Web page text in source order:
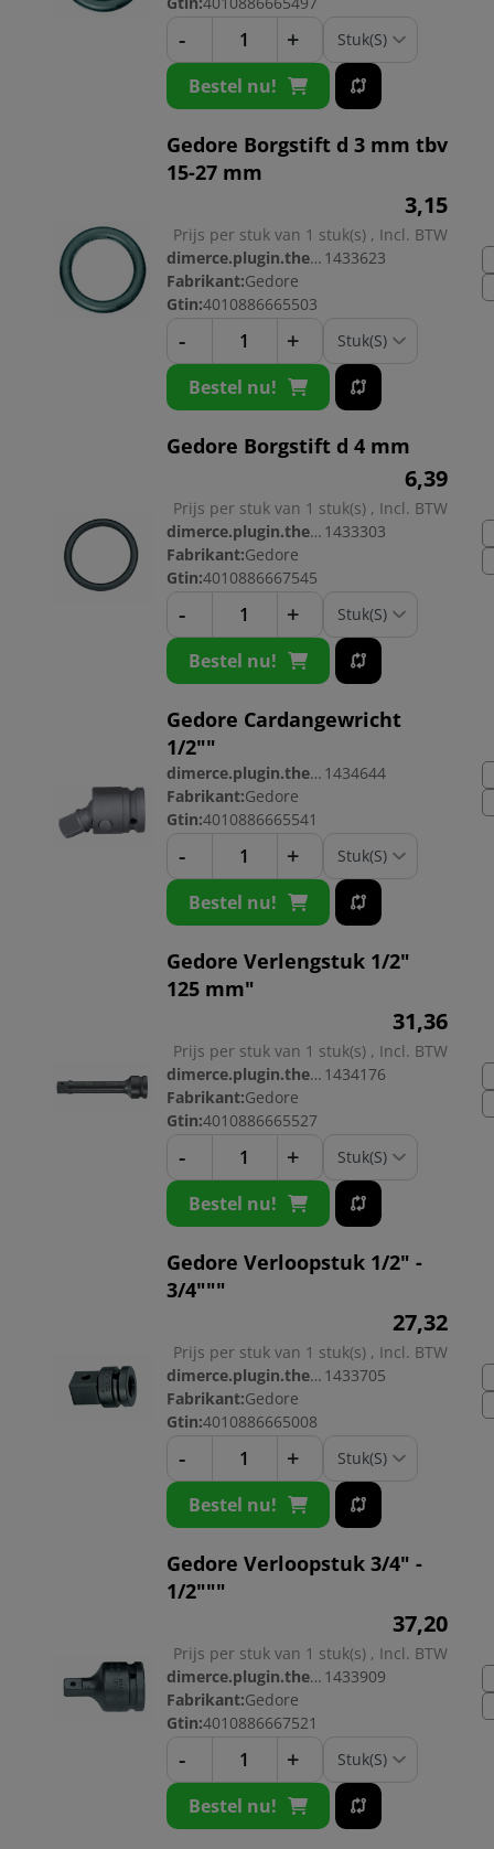
- +
Bestel nu!
Gedore Borgstift d 3 mm tbv
15-27 mm
3,15
Prijs per stuk van 1 stuk(s) , Incl. BTW
dimerce.plugin.theme.productnr: 1433623
Fabrikant:Gedore
Gtin:4010886665503
- +
Bestel nu!
Gedore Borgstift d 4 mm
6,39
Prijs per stuk van 1 stuk(s) , Incl. BTW
dimerce.plugin.theme.productnr: 1433303
Fabrikant:Gedore
Gtin:4010886667545
- +
Bestel nu!
Gedore Cardangewricht
1/2""
dimerce.plugin.theme.productnr: 1434644
Fabrikant:Gedore
Gtin:4010886665541
- +
Bestel nu!
Gedore Verlengstuk 1/2"
125 mm"
31,36
Prijs per stuk van 1 stuk(s) , Incl. BTW
dimerce.plugin.theme.productnr: 1434176
Fabrikant:Gedore
Gtin:4010886665527
- +
Bestel nu!
Gedore Verloopstuk 1/2" -
3/4"""
27,32
Prijs per stuk van 1 stuk(s) , Incl. BTW
dimerce.plugin.theme.productnr: 1433705
Fabrikant:Gedore
Gtin:4010886665008
- +
Bestel nu!
Gedore Verloopstuk 3/4" -
1/2"""
37,20
Prijs per stuk van 1 stuk(s) , Incl. BTW
dimerce.plugin.theme.productnr: 1433909
Fabrikant:Gedore
Gtin:4010886667521
- +
Bestel nu!